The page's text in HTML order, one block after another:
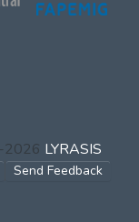
2026 LYRASIS
Send Feedback